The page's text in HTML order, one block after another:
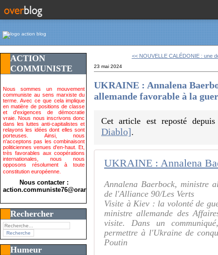
ACTION
COMMUNISTE
Nous sommes un mouvement
communiste au sens marxiste du
terme. Avec ce que cela implique
en matière de positions de classe
et d'exigences de démocratie
vraie. Nous nous inscrivons donc
dans les luttes anti-capitalistes et
relayons les idées dont elles sont
porteuses. Ainsi, nous
n'acceptons pas les combinaisont
politiciennes venues d'en-haut. Et,
très favorables aux coopérations
internationales, nous nous
opposons résolument à toute
constitution européenne.
Nous contacter :
action.communiste76@orange.fr>
Rechercher
Humeur
<< NOUVELLE CALÉDONIE : une
23 mai 2024
UKRAINE : Annalena
allemande favorable à la
Cet article est reposté
Diablo].
Annalena Baerbock, ministre
de l'Alliance 90/Les Verts
Visite à Kiev : la volonté de
ministre allemande des
visite. Dans un
permettre à l'Ukraine de
Poutin